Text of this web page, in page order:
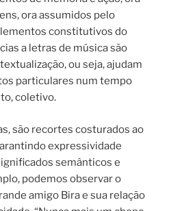
ora assumidos pelo
constitutivos do
a letras de música são
ou seja, ajudam
particulares num tempo
coletivo.
são recortes costurados ao
expressividade
semânticos e
podemos observar o
amigo Bira e sua relação